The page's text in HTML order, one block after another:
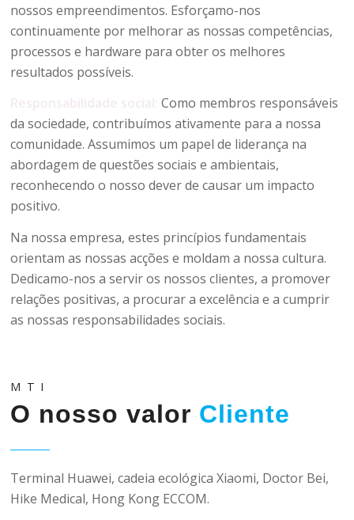
nossos empreendimentos. Esforçamo-nos
continuamente por melhorar as nossas competências,
processos e hardware para obter os melhores
resultados possíveis.
Como membros responsáveis
da sociedade, contribuímos ativamente para a nossa
comunidade. Assumimos um papel de liderança na
abordagem de questões sociais e ambientais,
reconhecendo o nosso dever de causar um impacto
positivo.
Na nossa empresa, estes princípios fundamentais
orientam as nossas acções e moldam a nossa cultura.
Dedicamo-nos a servir os nossos clientes, a promover
relações positivas, a procurar a excelência e a cumprir
as nossas responsabilidades sociais.
MTI
O nosso valor Cliente
Terminal Huawei, cadeia ecológica Xiaomi, Doctor Bei,
Hike Medical, Hong Kong ECCOM.